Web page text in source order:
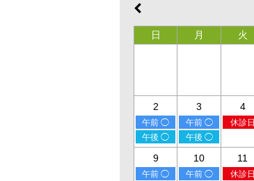
日 月 火
2
午前 ◯
午後 ◯
3
午前 ◯
午後 ◯
4
休診日
9
午前 ◯
10
午前 ◯
11
休診日